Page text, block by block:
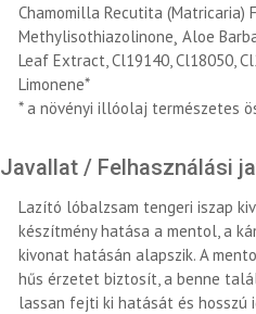
Chamomilla Recutita (Matricaria)
Methylisothiazolinone¸ Aloe
Leaf Extract, Cl19140, Cl18050,
Limonene*
* a növényi illóolaj természetes
Javallat / Felhasználási
Lazító lóbalzsam tengeri iszap
készítmény hatása a mentol, a
kivonat hatásán alapszik. A
hűs érzetet biztosít, a benne
lassan fejti ki hatását és hosszú